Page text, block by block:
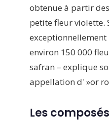
obtenue à partir
petite fleur violette.
environ 150 000
safran – explique
appellation d' »or
Les